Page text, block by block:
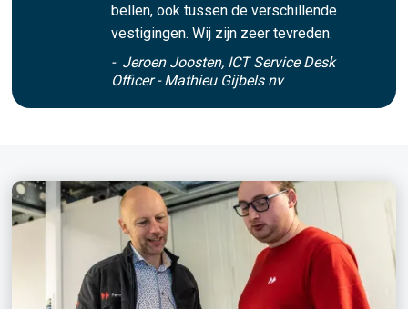
bellen, ook tussen de verschillende
vestigingen. Wij zijn zeer tevreden.
- Jeroen Joosten, ICT Service Desk
Officer - Mathieu Gijbels nv